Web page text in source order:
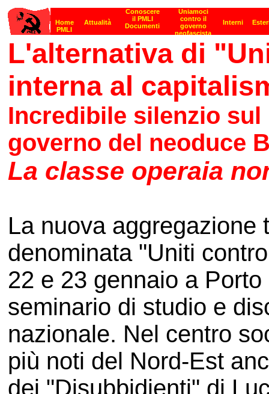
L'alternativa di
interna al
Incredibile silenzio
governo del neoduce
La classe operaia
La nuova aggregazione
denominata "Uniti
22 e 23 gennaio a
seminario di studio e
nazionale. Nel centro
più noti del Nord-Est
dei "Disubbidienti" di